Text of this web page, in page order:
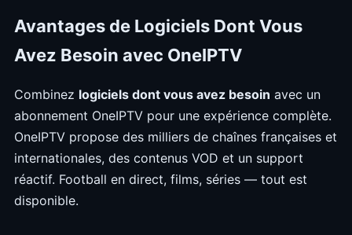
Avantages de Logiciels Dont Vous
Avez Besoin avec OneIPTV
Combinez logiciels dont vous avez besoin avec un
abonnement OneIPTV pour une expérience complète.
OneIPTV propose des milliers de chaînes françaises et
internationales, des contenus VOD et un support
réactif. Football en direct, films, séries — tout est
disponible.